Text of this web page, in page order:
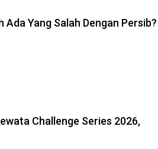
Ada Yang Salah Dengan Persib?
Challenge Series 2026,